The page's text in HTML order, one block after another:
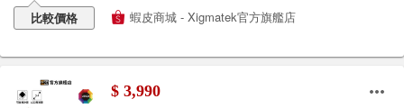
比較價格 蝦皮商城 - Xigmatek官方旗艦店
$ 3,990